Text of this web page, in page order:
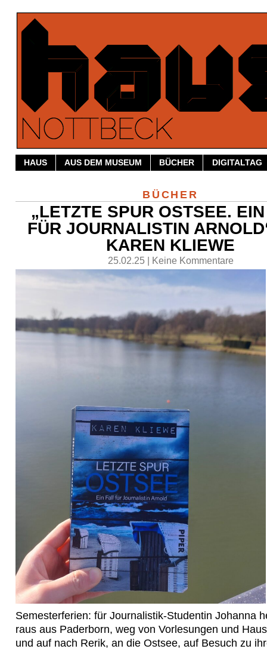
HAUS AUS DEM MUSEUM BÜCHER DIGITALTAG
BÜCHER
„LETZTE SPUR OSTSEE.
FÜR JOURNALISTIN
KAREN KLIEWE
25.02.25 | Keine Kommentare
Semesterferien: für Journalistik-Studentin Johanna
raus aus Paderborn, weg von Vorlesungen und
und auf nach Rerik, an die Ostsee, auf Besuch zu